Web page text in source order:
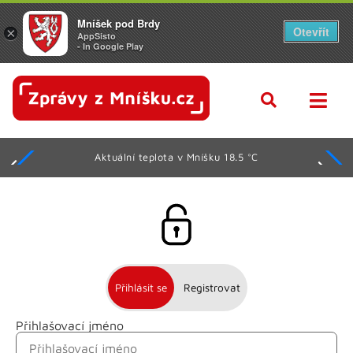
Aktuální teplota v Mníšku 18.5 °C
Přihlásit se Registrovat
Přihlašovací jméno
Jméno
×
Mníšek pod Brdy
AppSisto
- In Google Play
Otevřít